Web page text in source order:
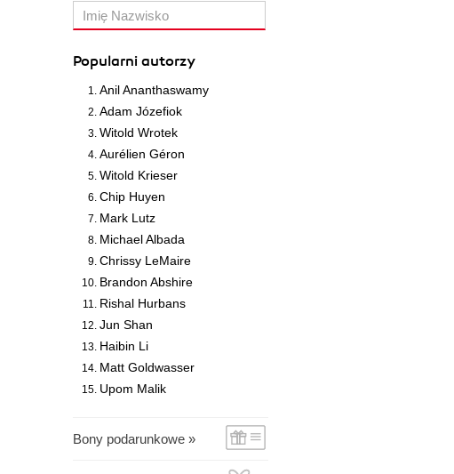
Popularni autorzy
Anil Ananthaswamy
Adam Józefiok
Witold Wrotek
Aurélien Géron
Witold Krieser
Chip Huyen
Mark Lutz
Michael Albada
Chrissy LeMaire
Brandon Abshire
Rishal Hurbans
Jun Shan
Haibin Li
Matt Goldwasser
Upom Malik
Bony podarunkowe »